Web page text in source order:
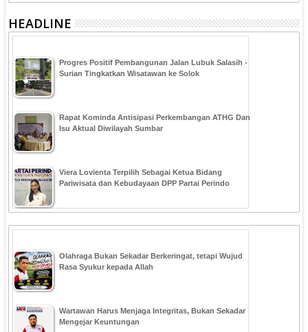
HEADLINE
Progres Positif Pembangunan Jalan Lubuk Salasih -
Surian Tingkatkan Wisatawan ke Solok
Rapat Kominda Antisipasi Perkembangan ATHG Dan
Isu Aktual Diwilayah Sumbar
Viera Lovienta Terpilih Sebagai Ketua Bidang
Pariwisata dan Kebudayaan DPP Partai Perindo
Olahraga Bukan Sekadar Berkeringat, tetapi Wujud
Rasa Syukur kepada Allah
Wartawan Harus Menjaga Integritas, Bukan Sekadar
Mengejar Keuntungan